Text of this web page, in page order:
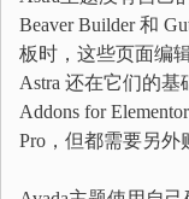
Beaver Builder 和
板时，这些页面编
Astra 还在它们的
Addons for
Pro，但都需要另外